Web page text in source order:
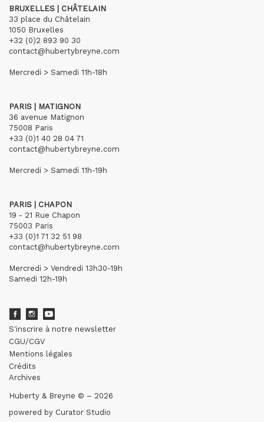
BRUXELLES | CHÂTELAIN
33 place du Châtelain
1050 Bruxelles
+32 (0)2 893 90 30
contact@hubertybreyne.com
Mercredi > Samedi 11h-18h
PARIS | MATIGNON
36 avenue Matignon
75008 Paris
+33 (0)1 40 28 04 71
contact@hubertybreyne.com
Mercredi > Samedi 11h-19h
PARIS | CHAPON
19 - 21 Rue Chapon
75003 Paris
+33 (0)1 71 32 51 98
contact@hubertybreyne.com
Mercredi > Vendredi 13h30-19h
Samedi 12h-19h
S'inscrire à notre newsletter
CGU/CGV
Mentions légales
Crédits
Archives
Huberty & Breyne © – 2026
powered by Curator Studio